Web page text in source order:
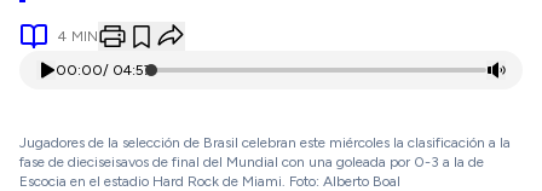
4 MIN
00:00/ 04:57
Jugadores de la selección de Brasil celebran este miércoles la clasificación a la
fase de dieciseisavos de final del Mundial con una goleada por 0-3 a la de
Escocia en el estadio Hard Rock de Miami. Foto: Alberto Boal